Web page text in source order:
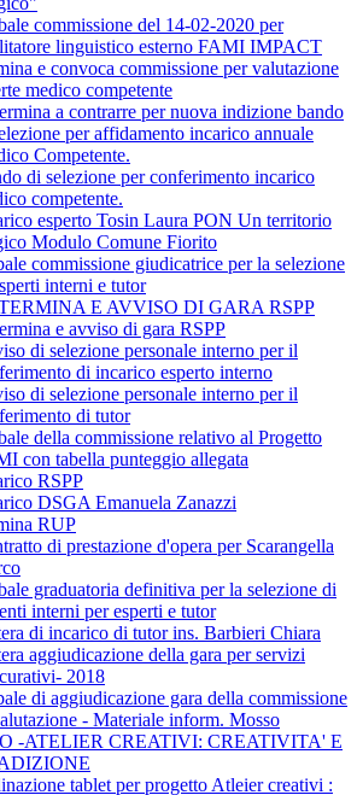
commissione del 14-02-2020 per
linguistico esterno FAMI IMPACT
e convoca commissione per valutazione
medico competente
a contrarre per nuova indizione bando
per affidamento incarico annuale
Competente.
di selezione per conferimento incarico
competente.
esperto Tosin Laura PON Un territorio
Modulo Comune Fiorito
commissione giudicatrice per la selezione
interni e tutor
E AVVISO DI GARA RSPP
e avviso di gara RSPP
di selezione personale interno per il
di incarico esperto interno
di selezione personale interno per il
di tutor
della commissione relativo al Progetto
con tabella punteggio allegata
RSPP
DSGA Emanuela Zanazzi
RUP
di prestazione d'opera per Scarangella
graduatoria definitiva per la selezione di
interni per esperti e tutor
di incarico di tutor ins. Barbieri Chiara
aggiudicazione della gara per servizi
2018
di aggiudicazione gara della commissione
- Materiale inform. Mosso
-ATELIER CREATIVI: CREATIVITA' E
tablet per progetto Atleier creativi :